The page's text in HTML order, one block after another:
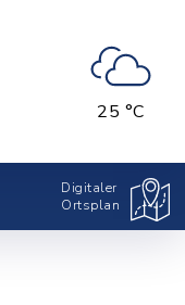
25 °C
Digitaler
Ortsplan